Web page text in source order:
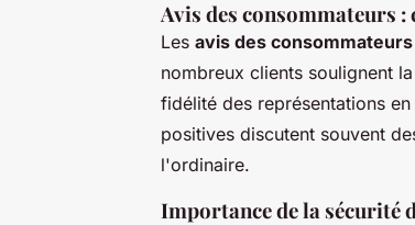
Avis des consommateurs
Les avis des consommateurs
nombreux clients soulignent
fidélité des représentations
positives discutent souvent
l'ordinaire.
Importance de la sécurité